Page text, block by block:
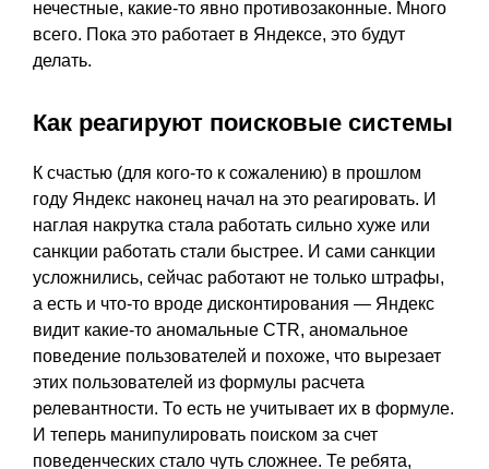
нечестные, какие-то явно противозаконные. Много
всего. Пока это работает в Яндексе, это будут
делать.
Как реагируют поисковые системы
К счастью (для кого-то к сожалению) в прошлом
году Яндекс наконец начал на это реагировать. И
наглая накрутка стала работать сильно хуже или
санкции работать стали быстрее. И сами санкции
усложнились, сейчас работают не только штрафы,
а есть и что-то вроде дисконтирования — Яндекс
видит какие-то аномальные CTR, аномальное
поведение пользователей и похоже, что вырезает
этих пользователей из формулы расчета
релевантности. То есть не учитывает их в формуле.
И теперь манипулировать поиском за счет
поведенческих стало чуть сложнее. Те ребята,